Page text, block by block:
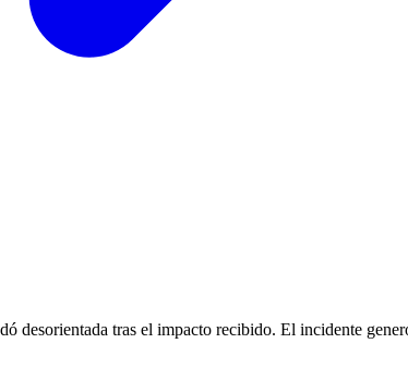
desorientada tras el impacto recibido. El incidente